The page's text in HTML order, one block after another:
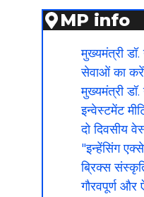
MP info
मुख्यमंत्री डॉ.
सेवाओं का
मुख्यमंत्री
इन्वेस्टमेंट
दो दिवसीय
"इन्हेंसिंग
ब्रिक्स
गौरवपूर्ण और